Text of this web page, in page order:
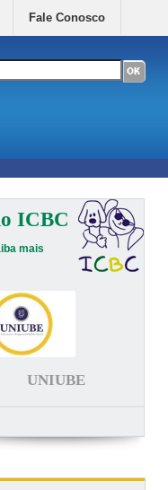
Fale Conosco
de busca
ICBC
mais
UNIUBE